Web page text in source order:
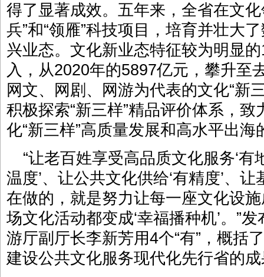
得了显著成效。五年来，全省在文
兵”和“领雁”科技项目，培育并壮大
兴业态。文化新业态特征较为明显
入，从2020年的5897亿元，攀升至
网文、网剧、网游为代表的文化“新
积极探索“新三样”精品评价体系，
化“新三样”高质量发展和高水平出海
“让老百姓享受高品质文化服务‘有
温度’、让公共文化供给‘有精度’、让
在做的，就是努力让每一座文化设施
场文化活动都变成‘幸福播种机’。”
游厅副厅长李新芳用4个“有”，概括
建设公共文化服务现代化先行省的